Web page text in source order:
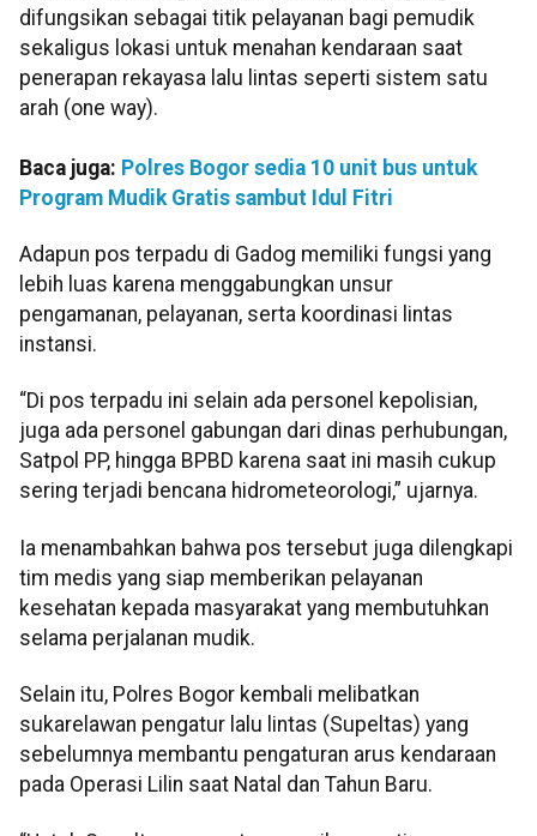
difungsikan sebagai titik pelayanan bagi pemudik
sekaligus lokasi untuk menahan kendaraan saat
penerapan rekayasa lalu lintas seperti sistem satu
arah (one way).
Baca juga: Polres Bogor sedia 10 unit bus untuk
Program Mudik Gratis sambut Idul Fitri
Adapun pos terpadu di Gadog memiliki fungsi yang
lebih luas karena menggabungkan unsur
pengamanan, pelayanan, serta koordinasi lintas
instansi.
“Di pos terpadu ini selain ada personel kepolisian,
juga ada personel gabungan dari dinas perhubungan,
Satpol PP, hingga BPBD karena saat ini masih cukup
sering terjadi bencana hidrometeorologi,” ujarnya.
Ia menambahkan bahwa pos tersebut juga dilengkapi
tim medis yang siap memberikan pelayanan
kesehatan kepada masyarakat yang membutuhkan
selama perjalanan mudik.
Selain itu, Polres Bogor kembali melibatkan
sukarelawan pengatur lalu lintas (Supeltas) yang
sebelumnya membantu pengaturan arus kendaraan
pada Operasi Lilin saat Natal dan Tahun Baru.